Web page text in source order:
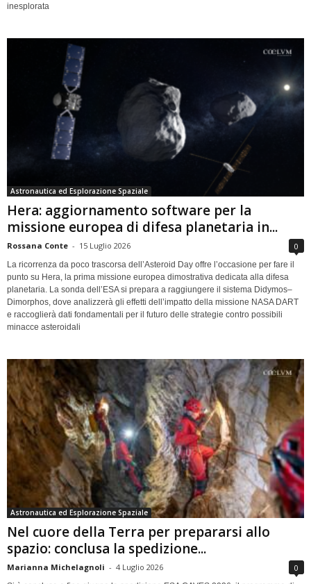
inesplorata
Astronautica ed Esplorazione Spaziale
Hera: aggiornamento software per la
missione europea di difesa planetaria in...
Rossana Conte - 15 Luglio 2026 0
La ricorrenza da poco trascorsa dell’Asteroid Day offre l’occasione per fare il
punto su Hera, la prima missione europea dimostrativa dedicata alla difesa
planetaria. La sonda dell’ESA si prepara a raggiungere il sistema Didymos–
Dimorphos, dove analizzerà gli effetti dell’impatto della missione NASA DART
e raccoglierà dati fondamentali per il futuro delle strategie contro possibili
minacce asteroidali
Astronautica ed Esplorazione Spaziale
Nel cuore della Terra per prepararsi allo
spazio: conclusa la spedizione...
Marianna Michelagnoli - 4 Luglio 2026 0